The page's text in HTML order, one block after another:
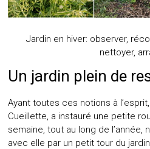
Jardin en hiver: observer,
nettoyer,
Un jardin plein de
Ayant toutes ces notions à
Cueillette, a instauré une petite
semaine, tout au long de l’année,
avec elle par un petit tour du